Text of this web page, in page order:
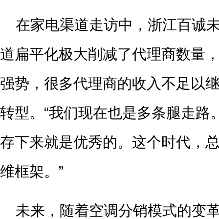
在家电渠道走访中，浙江百诚
道扁平化极大削减了代理商数量
强势，很多代理商的收入不足以
转型。“我们现在也是多条腿走路
存下来就是优秀的。这个时代，
维框架。”
未来，随着空调分销模式的变